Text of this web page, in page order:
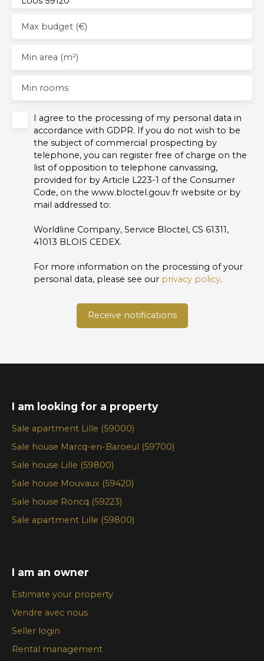
Max budget (€)
Min area (m²)
Min rooms
I agree to the processing of my personal data in
accordance with GDPR. If you do not wish to be
the subject of commercial prospecting by
telephone, you can register free of charge on the
list of opposition to telephone canvassing,
provided for by Article L223-1 of the Consumer
Code, on the www.bloctel.gouv.fr website or by
mail addressed to:
Worldline Company, Service Bloctel, CS 61311,
41013 BLOIS CEDEX.
For more information on the processing of your
personal data, please see our privacy policy.
Receive notifications
I am looking for a property
Sale apartment Lille (59000)
Sale house Marcq-en-Baroeul (59700)
Sale house Lille (59800)
Sale house Mouvaux (59420)
Sale house Roncq (59223)
Sale apartment Lille (59800)
I am an owner
Estimate your property
Vendre avec nous
Seller login
Rental management